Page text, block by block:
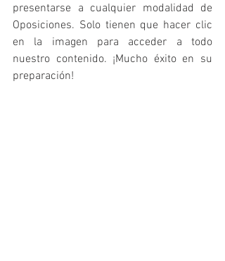
presentarse a cualquier modalidad de
Oposiciones. Solo tienen que hacer clic
en la imagen para acceder a todo
nuestro contenido. ¡Mucho éxito en su
preparación!